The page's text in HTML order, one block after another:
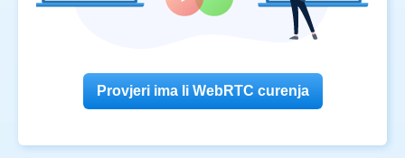
Provjeri ima li WebRTC curenja